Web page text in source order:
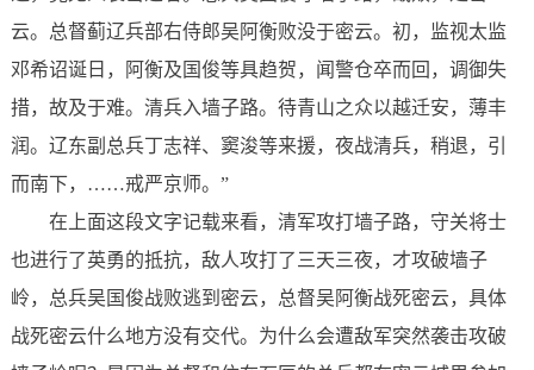
云。总督蓟辽兵部右侍郎吴阿衡败没于密云。初，监视太监
邓希诏诞日，阿衡及国俊等具趋贺，闻警仓卒而回，调御失
措，故及于难。清兵入墙子路。待青山之众以越迁安，薄丰
润。辽东副总兵丁志祥、窦浚等来援，夜战清兵，稍退，引
而南下，……戒严京师。”
在上面这段文字记载来看，清军攻打墙子路，守关将士
也进行了英勇的抵抗，敌人攻打了三天三夜，才攻破墙子
岭，总兵吴国俊战败逃到密云，总督吴阿衡战死密云，具体
战死密云什么地方没有交代。为什么会遭敌军突然袭击攻破